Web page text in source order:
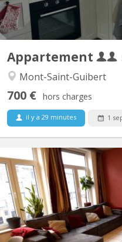
Appartement
Mont-Saint-Guibert
700 € hors charges
il y a 29 minutes 1
Belle Coloc en plein
des commerces et à une
bénéficierez d'un lit double
vue sur jardin. Salle de
sur le